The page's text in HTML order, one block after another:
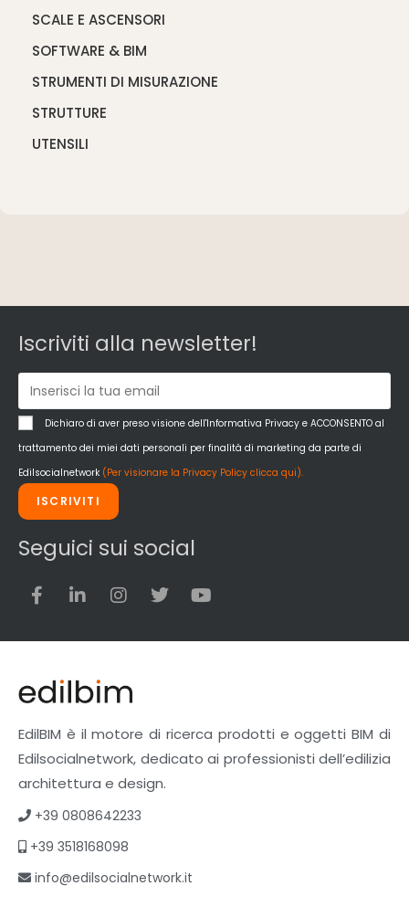
SCALE E ASCENSORI
SOFTWARE & BIM
STRUMENTI DI MISURAZIONE
STRUTTURE
UTENSILI
Iscriviti alla newsletter!
Dichiaro di aver preso visione dell'Informativa Privacy e ACCONSENTO al
trattamento dei miei dati personali per finalità di marketing da parte di
Edilsocialnetwork (Per visionare la Privacy Policy clicca qui).
ISCRIVITI
Seguici sui social
EdilBIM è il motore di ricerca prodotti e oggetti BIM di
Edilsocialnetwork, dedicato ai professionisti dell’edilizia
architettura e design.
+39 0808642233
+39 3518168098
info@edilsocialnetwork.it